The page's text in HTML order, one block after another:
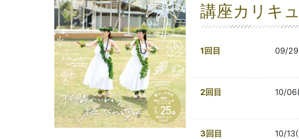
講座カリキ
1回目 09/
2回目 10/
3回目 10/